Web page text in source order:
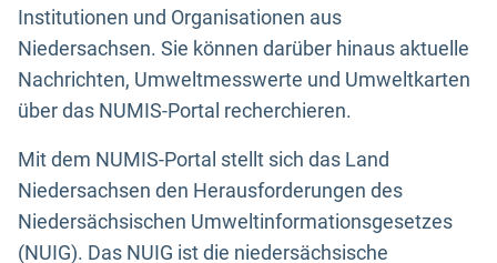
Institutionen und Organisationen aus
Niedersachsen. Sie können darüber hinaus aktuelle
Nachrichten, Umweltmesswerte und Umweltkarten
über das NUMIS-Portal recherchieren.
Mit dem NUMIS-Portal stellt sich das Land
Niedersachsen den Herausforderungen des
Niedersächsischen Umweltinformationsgesetzes
(NUIG). Das NUIG ist die niedersächsische